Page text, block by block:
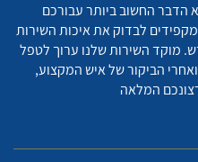
הדבר החשוב ביותר עבורכם
לבדוק את איכות השירות
מוקד השירות שלנו ערוך לטפל
הביקור של איש המקצוע,
המלאה